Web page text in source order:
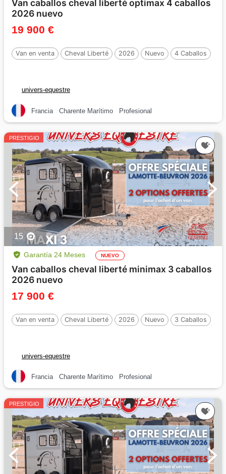
Van caballos cheval liberté optimax 4 caballos
2026 nuevo
19 900 €
Van en venta Cheval Liberté 2026 Nuevo 4 Caballos
univers-equestre
Francia Charente Marítimo Profesional
PRESTIGIO
15
Garantía 24 Meses NUEVO
Van caballos cheval liberté minimax 3 caballos
2026 nuevo
17 900 €
Van en venta Cheval Liberté 2026 Nuevo 3 Caballos
univers-equestre
Francia Charente Marítimo Profesional
PRESTIGIO